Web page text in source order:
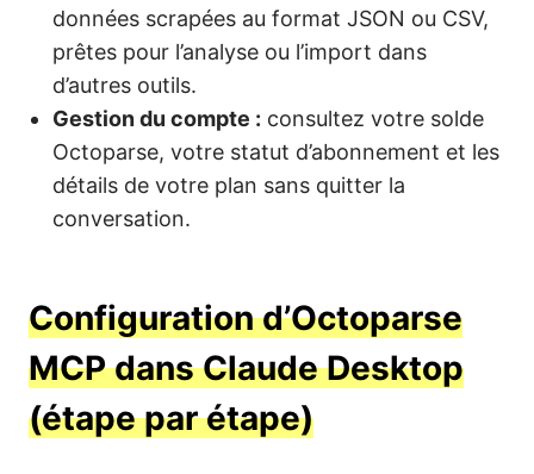
données scrapées au format JSON ou CSV,
prêtes pour l’analyse ou l’import dans
d’autres outils.
Gestion du compte : consultez votre solde
Octoparse, votre statut d’abonnement et les
détails de votre plan sans quitter la
conversation.
Configuration d’Octoparse
MCP dans Claude Desktop
(étape par étape)